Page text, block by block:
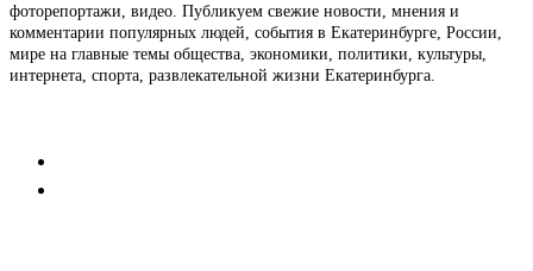
фоторепортажи, видео. Публикуем свежие новости, мнения и
комментарии популярных людей, события в Екатеринбурге, России,
мире на главные темы общества, экономики, политики, культуры,
интернета, спорта, развлекательной жизни Екатеринбурга.